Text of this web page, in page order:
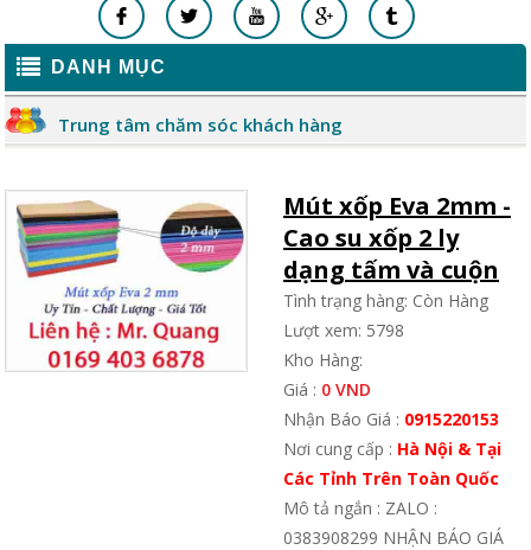
DANH MỤC
Trung tâm chăm sóc khách hàng
Mút xốp Eva 2mm -
Cao su xốp 2 ly
dạng tấm và cuộn
Tình trạng hàng: Còn Hàng
Lượt xem: 5798
Kho Hàng:
Giá : 0 VND
Nhận Báo Giá : 0915220153
Nơi cung cấp : Hà Nội & Tại
Các Tỉnh Trên Toàn Quốc
Mô tả ngắn : ZALO :
0383908299 NHẬN BÁO GIÁ